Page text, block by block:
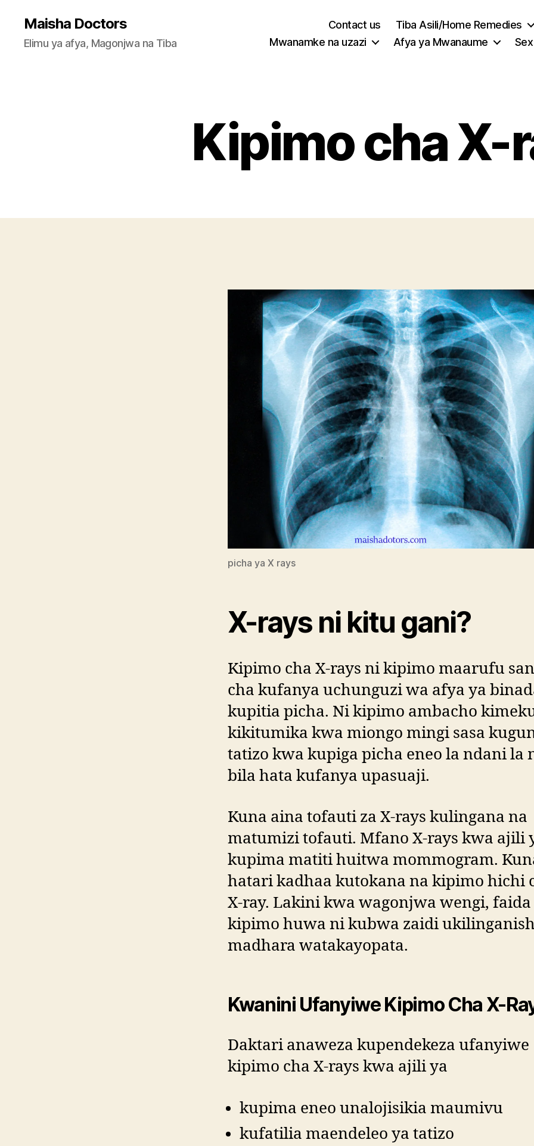
Maisha Doctors
Elimu ya afya, Magonjwa na Tiba
Contact us
Tiba Asili/Home Remedies
Mwanamke na uzazi
Afya ya Mwanaume Sex
Kipimo cha X-
picha ya X rays
X-rays ni kitu gani?
Kipimo cha X-rays ni kipimo maarufu
cha kufanya uchunguzi wa afya ya
kupitia picha. Ni kipimo ambacho
kikitumika kwa miongo mingi sasa
tatizo kwa kupiga picha eneo la ndani la
bila hata kufanya upasuaji.
Kuna aina tofauti za X-rays kulingana na
matumizi tofauti. Mfano X-rays kwa ajili
kupima matiti huitwa mommogram.
hatari kadhaa kutokana na kipimo hichi
X-ray. Lakini kwa wagonjwa wengi, faida
kipimo huwa ni kubwa zaidi
madhara watakayopata.
Kwanini Ufanyiwe Kipimo Cha X-
Daktari anaweza kupendekeza ufanyiwe
kipimo cha X-rays kwa ajili ya
kupima eneo unalojisikia maumivu
kufatilia maendeleo ya tatizo